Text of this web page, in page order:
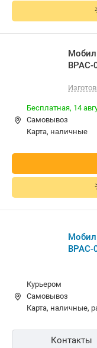
Бесплатная, 14
Самовывоз
карта, наличные
Курьером
Самовывоз
карта, наличные,
Контакты